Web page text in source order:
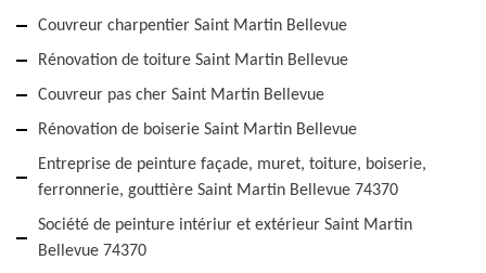
Couvreur charpentier Saint Martin Bellevue
Rénovation de toiture Saint Martin Bellevue
Couvreur pas cher Saint Martin Bellevue
Rénovation de boiserie Saint Martin Bellevue
Entreprise de peinture façade, muret, toiture, boiserie,
ferronnerie, gouttière Saint Martin Bellevue 74370
Société de peinture intériur et extérieur Saint Martin
Bellevue 74370